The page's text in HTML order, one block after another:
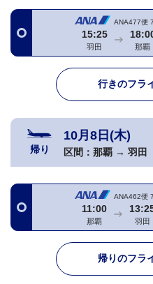
ANA477便
15:25
羽田 那覇
行きのフラ
帰り
10月8日(木)
区間： 那覇 → 羽田
ANA462便
11:00
那覇 羽田
帰りのフラ